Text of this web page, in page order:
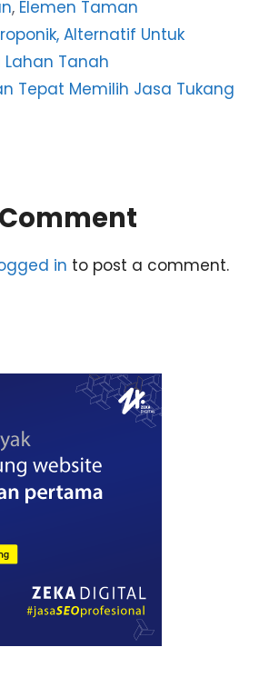
, Elemen Taman
Alternatif Untuk
Tanah
Tepat Memilih Jasa Tukang
in to post a comment.